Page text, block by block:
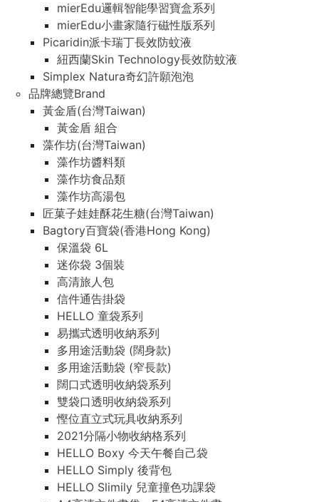
mierEdu邏輯智能學習寶盒系列
mierEdu小畫家隨行磁性版系列
Picaridin派卡瑞丁長效防蚊液
紐西蘭Skin Technology長效防蚊液
Simplex Natura奇幻許願泡泡
品牌總覽Brand
黃金盾(台灣Taiwan)
黃金盾 組合
藻作坊(台灣Taiwan)
藻作坊醬料類
藻作坊食品類
藻作坊高湯包
匠菓子娃娃酥花生糖(台灣Taiwan)
Bagtory百寶袋(香港Hong Kong)
保溫袋 6L
迷你袋 3個裝
高清旅人包
信件通告掛袋
HELLO 童袋系列
易攜式透明收納系列
多用途活動袋 (闊身款)
多用途活動袋 (窄長款)
闊口式透明收納袋系列
雙袋口透明收納袋系列
慳位直立式玩具收納系列
2021分隔小物收納格系列
HELLO Boxy 今天午餐自己袋
HELLO Simply 後背包
HELLO Slimily 兒童撞色功課袋